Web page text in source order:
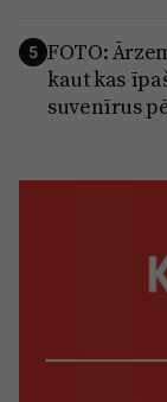
5 FOTO:
kaut kas
suvenīrus